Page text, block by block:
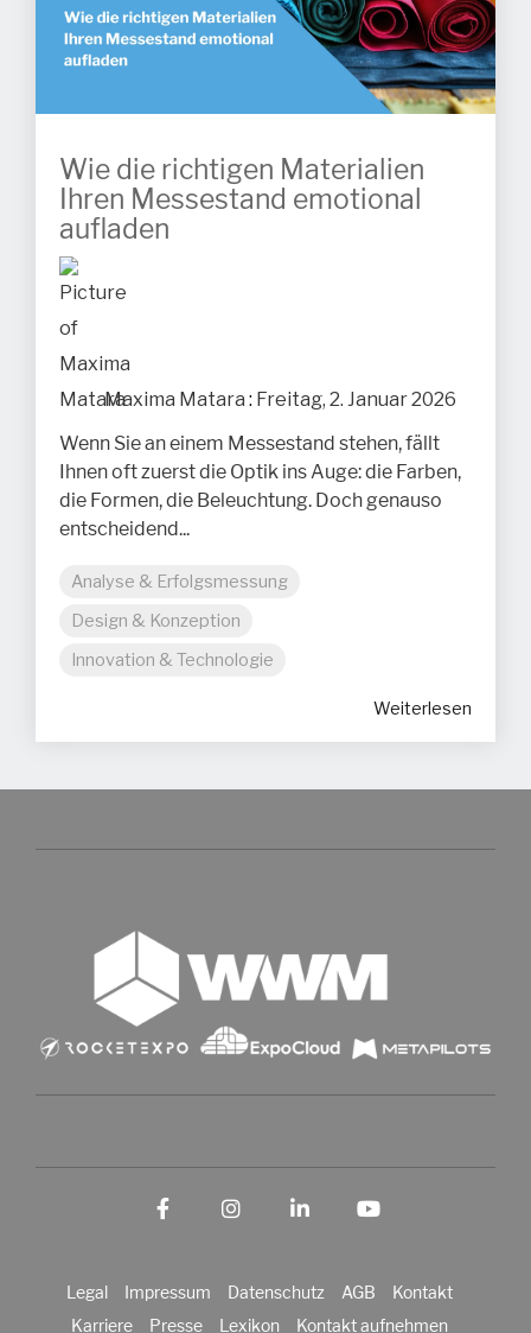
Wie die richtigen Materialien
Ihren Messestand emotional
aufladen
Maxima Matara : Freitag, 2. Januar 2026
Wenn Sie an einem Messestand stehen, fällt
Ihnen oft zuerst die Optik ins Auge: die Farben,
die Formen, die Beleuchtung. Doch genauso
entscheidend...
Analyse & Erfolgsmessung
Design & Konzeption
Innovation & Technologie
Weiterlesen
Legal Impressum Datenschutz AGB
Kontakt
Karriere
Presse Lexikon Kontakt aufnehmen
FacebookInstagram
LinkedIn